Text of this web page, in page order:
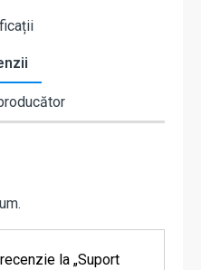
la „Suport